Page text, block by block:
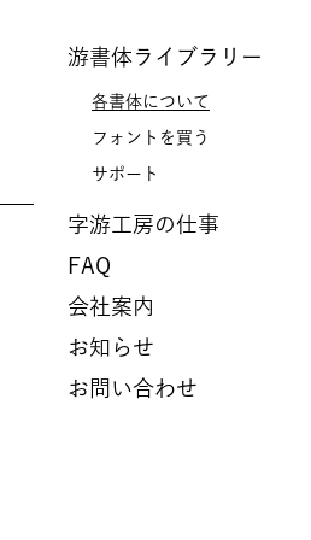
游書体ライブラリー
各書体について
フォントを買う
サポート
字游工房の仕事
FAQ
会社案内
お知らせ
お問い合わせ